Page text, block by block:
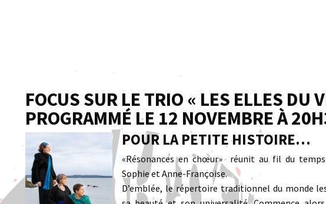
FOCUS SUR LE TRIO « LES ELLES DU
PROGRAMMÉ LE 12 NOVEMBRE À
POUR LA PETITE HISTOIRE…
«Résonances en chœur» réunit au fil du temps
Sophie et Anne-Françoise.
D’emblée, le répertoire traditionnel du monde